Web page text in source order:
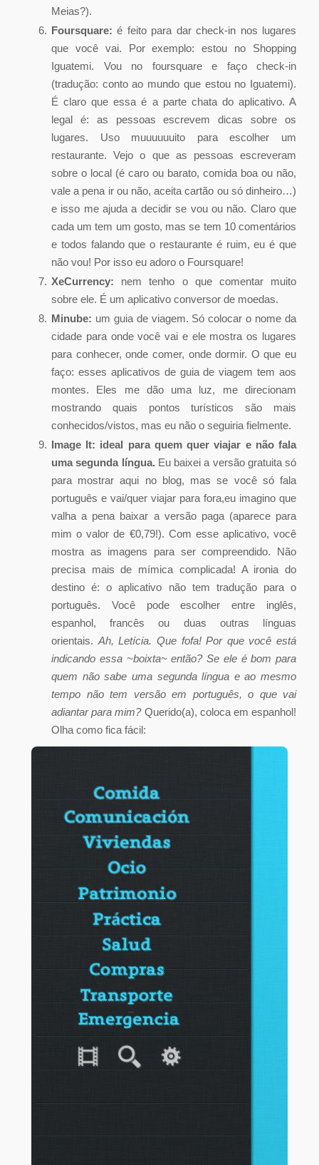
Meias?).
Foursquare:é feito para dar check-in nos lugares
que você vai. Por exemplo: estou no Shopping
Iguatemi. Vou no foursquare e faço check-in
(tradução: conto ao mundo que estou no Iguatemi).
É claro que essa é a parte chata do aplicativo. A
legal é: as pessoas escrevem dicas sobre os
lugares. Uso muuuuuuito para escolher um
restaurante. Vejo o que as pessoas escreveram
sobre o local (é caro ou barato, comida boa ou não,
vale a pena ir ou não, aceita cartão ou só dinheiro…)
e isso me ajuda a decidir se vou ou não. Claro que
cada um tem um gosto, mas se tem 10 comentários
e todos falando que o restaurante é ruim, eu é que
não vou! Por isso eu adoro o Foursquare!
XeCurrency: nem tenho o que comentar muito
sobre ele. É um aplicativo conversor de moedas.
Minube: um guia de viagem. Só colocar o nome da
cidade para onde você vai e ele mostra os lugares
para conhecer, onde comer, onde dormir. O que eu
faço: esses aplicativos de guia de viagem tem aos
montes. Eles me dão uma luz, me direcionam
mostrando quais pontos turísticos são mais
conhecidos/vistos, mas eu não o seguiria fielmente.
Image It: ideal para quem quer viajar e não fala
uma segunda língua. Eu baixei a versão gratuita só
para mostrar aqui no blog, mas se você só fala
português e vai/quer viajar para fora,eu imagino que
valha a pena baixar a versão paga (aparece para
mim o valor de €0,79!). Com esse aplicativo, você
mostra as imagens para ser compreendido. Não
precisa mais de mímica complicada! A ironia do
destino é: o aplicativo não tem tradução para o
português. Você pode escolher entre inglês,
espanhol, francês ou duas outras línguas
orientais. Ah, Letícia. Que fofa! Por que você está
indicando essa ~boixta~ então? Se ele é bom para
quem não sabe uma segunda língua e ao mesmo
tempo não tem versão em português, o que vai
adiantar para mim?Querido(a), coloca em espanhol!
Olha como fica fácil: